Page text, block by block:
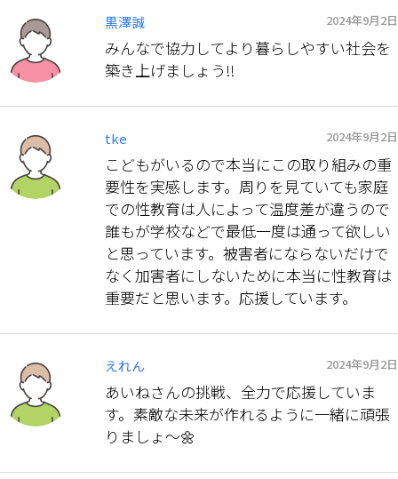
黒澤誠 2024年9月2日
みんなで協力してより暮らしやすい社会を
築き上げましょう‼️
tke 2024年9月2日
こどもがいるので本当にこの取り組みの重
要性を実感します。周りを見ていても家庭
での性教育は人によって温度差が違うので
誰もが学校などで最低一度は通って欲しい
と思っています。被害者にならないだけで
なく加害者にしないために本当に性教育は
重要だと思います。応援しています。
えれん 2024年9月2日
あいねさんの挑戦、全力で応援していま
す。素敵な未来が作れるように一緒に頑張
りましょ〜🌼